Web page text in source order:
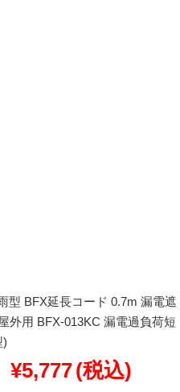
型 BFX延長コード 0.7m 漏電遮
外用 BFX-013KC 漏電過負荷短
)
¥5,777(税込)